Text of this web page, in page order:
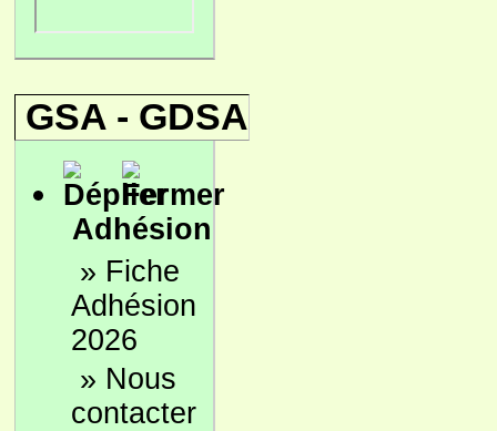
GSA - GDSA
Adhésion
» Fiche
Adhésion
2026
» Nous
contacter